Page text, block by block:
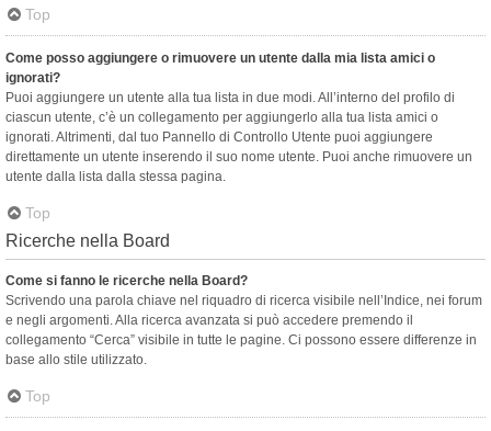
Top
Come posso aggiungere o rimuovere un utente dalla mia lista amici o
ignorati?
Puoi aggiungere un utente alla tua lista in due modi. All’interno del profilo di
ciascun utente, c’è un collegamento per aggiungerlo alla tua lista amici o
ignorati. Altrimenti, dal tuo Pannello di Controllo Utente puoi aggiungere
direttamente un utente inserendo il suo nome utente. Puoi anche rimuovere un
utente dalla lista dalla stessa pagina.
Top
Ricerche nella Board
Come si fanno le ricerche nella Board?
Scrivendo una parola chiave nel riquadro di ricerca visibile nell’Indice, nei forum
e negli argomenti. Alla ricerca avanzata si può accedere premendo il
collegamento “Cerca” visibile in tutte le pagine. Ci possono essere differenze in
base allo stile utilizzato.
Top